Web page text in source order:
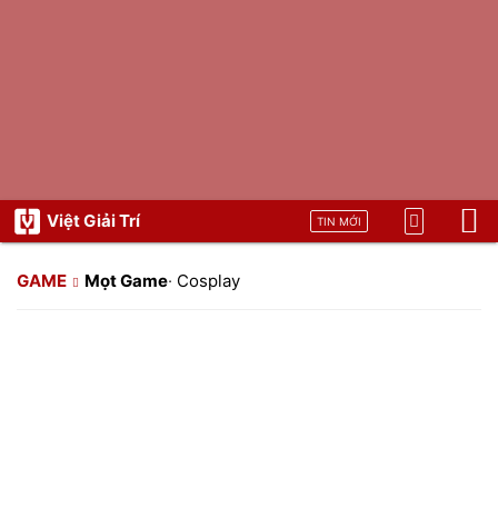
Việt Giải Trí TIN MỚI
GAME Mọt Game· Cosplay